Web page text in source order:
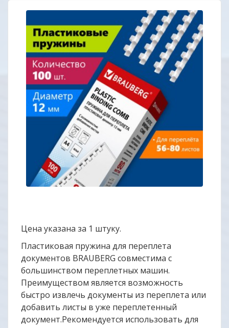
Цена указана за 1 штуку.
Пластиковая пружина для переплета
документов BRAUBERG совместима с
большинством переплетных машин.
Преимуществом является возможность
быстро извлечь документы из переплета или
добавить листы в уже переплетенный
документ.Рекомендуется использовать для